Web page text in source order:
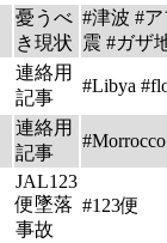
憂うべ
き現状
#津波 #
震 #ガザ
連絡用
記事
#Libya
連絡用
記事
#Morrocco
JAL123
便墜落
事故
#123便